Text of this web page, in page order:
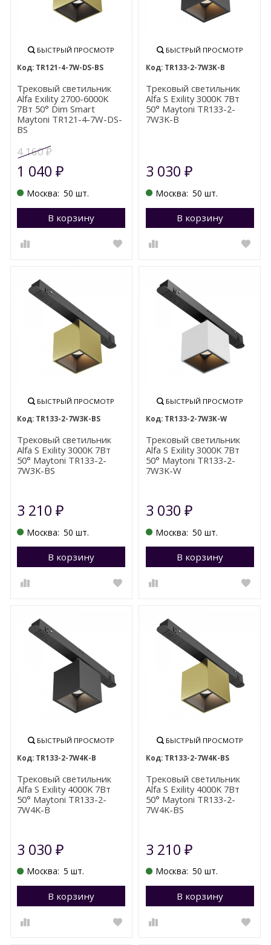
БЫСТРЫЙ ПРОСМОТР
TR121-4-7W-DS-BS
Трековый светильник
Alfa Exility 2700-6000K
7Вт 50° Dim Smart
Maytoni TR121-4-7W-DS-
BS
4 160₽
1 040₽
Москва: 50 шт.
В корзину Перейти в корзину
БЫСТРЫЙ ПРОСМОТР
TR133-2-7W3K-B
Трековый светильник
Alfa S Exility 3000K 7Вт
50° Maytoni TR133-2-
7W3K-B
3 030 ₽
Москва: 50 шт.
В корзину
БЫСТРЫЙ ПРОСМОТР
TR133-2-7W3K-BS
Трековый светильник
Alfa S Exility 3000K 7Вт
50° Maytoni TR133-2-
7W3K-BS
3 210₽
Москва: 50 шт.
В корзину Перейти в корзину
БЫСТРЫЙ ПРОСМОТР
TR133-2-7W3K-W
Трековый светильник
Alfa S Exility 3000K 7Вт
50° Maytoni TR133-2-
7W3K-W
3 030 ₽
Москва: 50 шт.
В корзину
БЫСТРЫЙ ПРОСМОТР
TR133-2-7W4K-B
Трековый светильник
Alfa S Exility 4000K 7Вт
50° Maytoni TR133-2-
7W4K-B
3 030₽
Москва: 5 шт.
В корзину Перейти в корзину
БЫСТРЫЙ ПРОСМОТР
TR133-2-7W4K-BS
Трековый светильник
Alfa S Exility 4000K 7Вт
50° Maytoni TR133-2-
7W4K-BS
3 210 ₽
Москва: 50 шт.
В корзину